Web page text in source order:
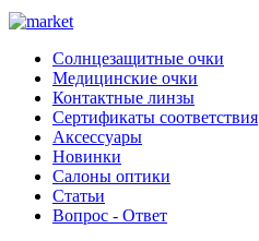
Солнцезащитные очки
Медицинские очки
Контактные линзы
Сертификаты соответствия
Аксессуары
Новинки
Салоны оптики
Статьи
Вопрос - Ответ